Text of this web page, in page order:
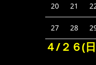
20 21
27 28
４/２６(